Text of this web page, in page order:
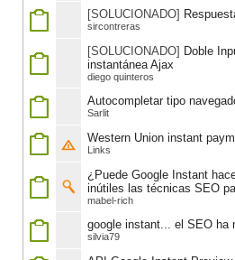
[SOLUCIONADO]
sircontreras
[SOLUCIONADO] Doble
instantánea Ajax
diego quinteros
Autocompletar tipo
Sarlit
Western Union instant
Links
¿Puede Google Instant
inútiles las técnicas SEO
mabel-rich
google instant... el SEO ha
silvia79